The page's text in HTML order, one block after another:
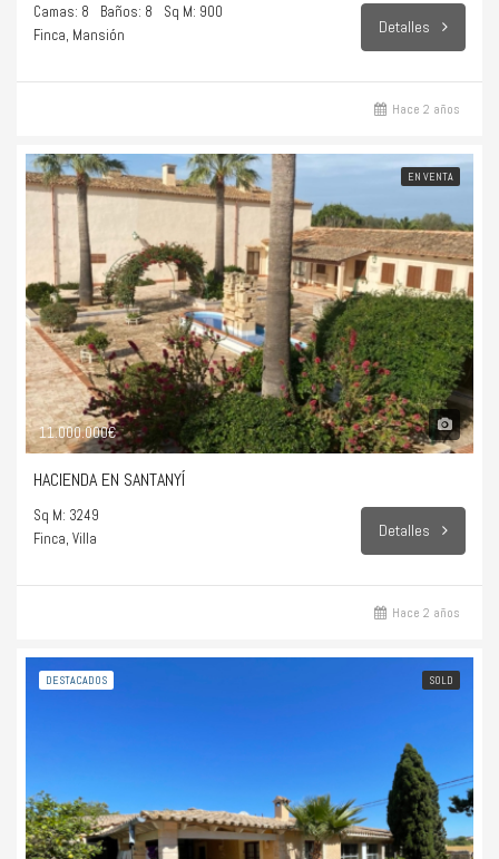
Camas: 8 Baños: 8
Sq M: 900
Finca, Mansión
Detalles
Hace 2 años
EN VENTA
11.000.000€
HACIENDA EN SANTANYÍ
Sq M: 3249
Finca, Villa
Detalles
Hace 2 años
DESTACADOS SOLD